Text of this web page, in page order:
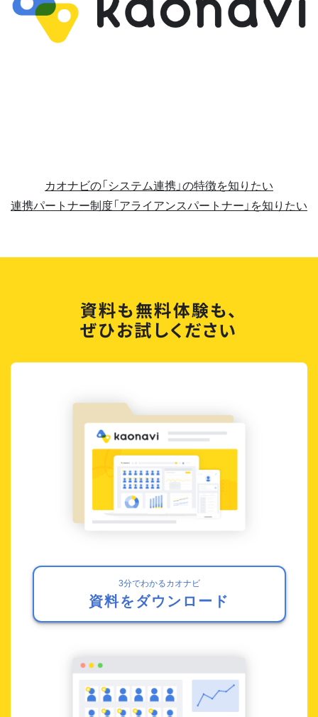
カオナビの「システム連携」の特徴を知りたい
連携パートナー制度「アライアンスパートナー」を知りたい
資料も無料体験も、
ぜひお試しください
3分でわかるカオナビ
資料をダウンロード